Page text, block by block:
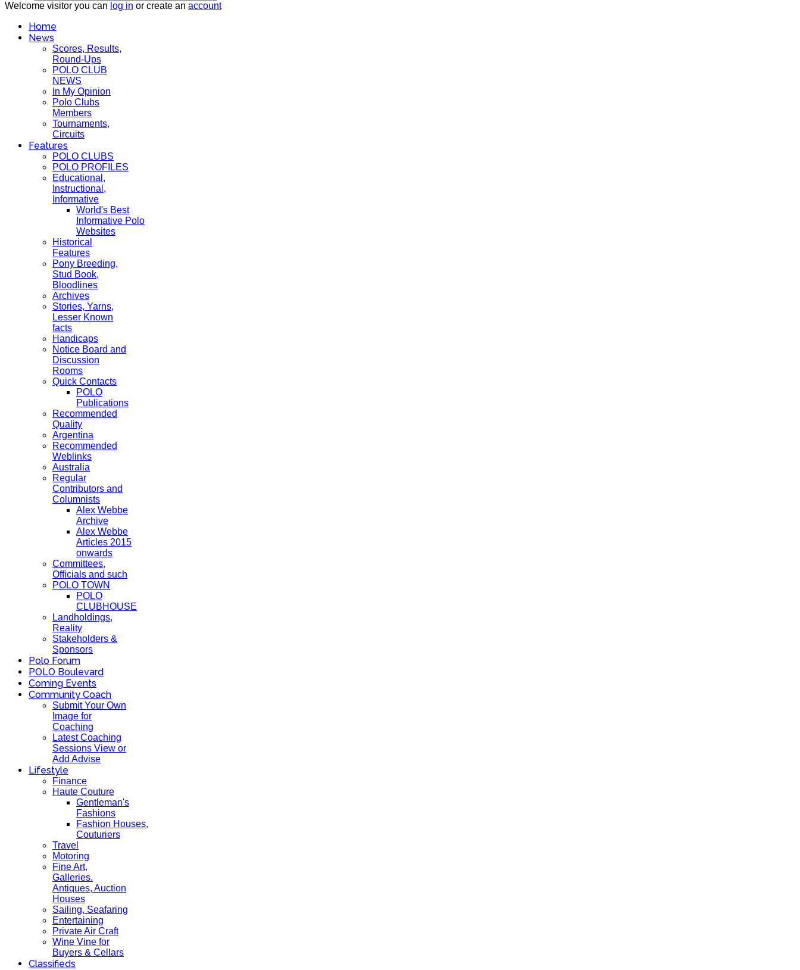
Welcome visitor you can log in or create an account
Home
News
Scores, Results,
Round-Ups
POLO CLUB
NEWS
In My Opinion
Polo Clubs
Members
Tournaments,
Circuits
Features
POLO CLUBS
POLO PROFILES
Educational,
Instructional,
Informative
World's Best
Informative Polo
Websites
Historical
Features
Pony Breeding,
Stud Book,
Bloodlines
Archives
Stories, Yarns,
Lesser Known
facts
Handicaps
Notice Board and
Discussion
Rooms
Quick Contacts
POLO
Publications
Recommended
Quality
Argentina
Recommended
Weblinks
Australia
Regular
Contributors and
Columnists
Alex Webbe
Archive
Alex Webbe
Articles 2015
onwards
Committees,
Officials and such
POLO TOWN
POLO
CLUBHOUSE
Landholdings,
Reality
Stakeholders &
Sponsors
Polo Forum
POLO Boulevard
Coming Events
Community Coach
Submit Your Own
Image for
Coaching
Latest Coaching
Sessions View or
Add Advise
Lifestyle
Finance
Haute Couture
Gentleman's
Fashions
Fashion Houses,
Couturiers
Travel
Motoring
Fine Art,
Galleries.
Antiques, Auction
Houses
Sailing, Seafaring
Entertaining
Private Air Craft
Wine Vine for
Buyers & Cellars
Classifieds